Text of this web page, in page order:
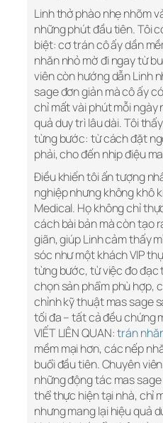
Linh thở phào nhẹ nhõm
những phút đầu tiên. Tôi
biệt: cơ trán cô ấy dần
nhăn nhỏ mờ đi ngay từ
viên còn hướng dẫn Linh
sage đơn giản mà cô ấy
chỉ mất vài phút mỗi ngày
quả duy trì lâu dài. Tôi
từng bước: từ cách đặt
phải, cho đến nhịp điệu
Điều khiến tôi ấn tượng
nghiệp nhưng không khô
Medical. Họ không chỉ
cách bài bản mà còn tạo
giãn, giúp Linh cảm thấy
sóc như một khách VIP
từng bước, từ việc đo đạc
chọn sản phẩm phù hợp,
chỉnh kỹ thuật mas sage
tối đa – tất cả đều chứng
VIẾT LIÊN QUAN:trán
mềm mại hơn, các nếp
buổi đầu tiên. Chuyên
những động tác mas
thể thực hiện tại nhà, chỉ
nhưng mang lại hiệu quả